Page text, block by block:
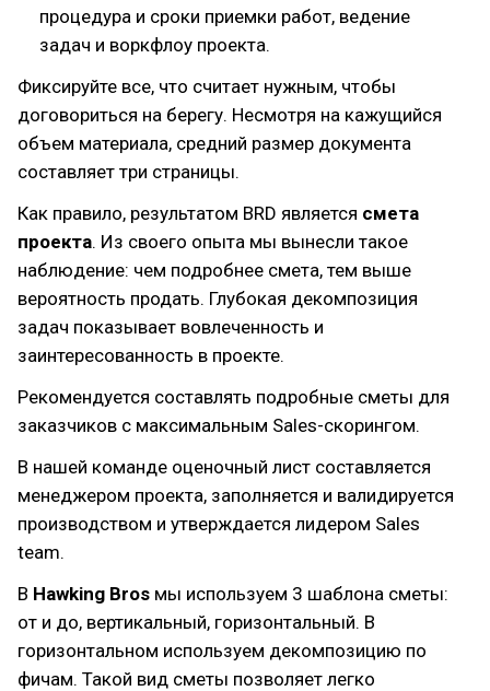
процедура и сроки приемки работ, ведение
задач и воркфлоу проекта.
Фиксируйте все, что считает нужным, чтобы
договориться на берегу. Несмотря на кажущийся
объем материала, средний размер документа
составляет три страницы.
Как правило, результатом BRD является смета
проекта. Из своего опыта мы вынесли такое
наблюдение: чем подробнее смета, тем выше
вероятность продать. Глубокая декомпозиция
задач показывает вовлеченность и
заинтересованность в проекте.
Рекомендуется составлять подробные сметы для
заказчиков с максимальным Sales-скорингом.
В нашей команде оценочный лист составляется
менеджером проекта, заполняется и валидируется
производством и утверждается лидером Sales
team.
В Hawking Bros мы используем 3 шаблона сметы:
от и до, вертикальный, горизонтальный. В
горизонтальном используем декомпозицию по
фичам. Такой вид сметы позволяет легко